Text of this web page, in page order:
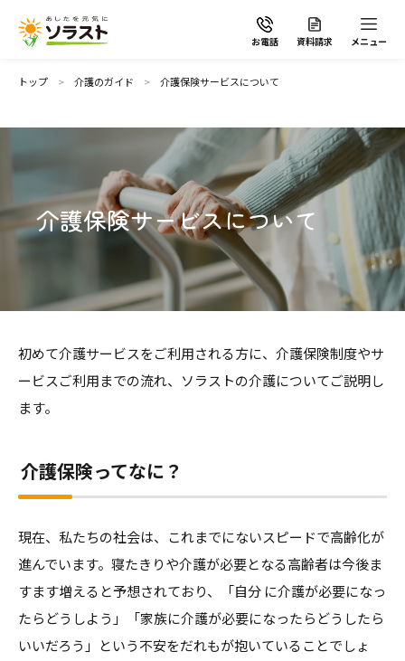
お電話 資料請求 メニュー
ソラストの想い
介護サービスから探す
介護サービスから探す
施設で暮らす
自宅から通う・泊まる
地域から探す
よくあるご質問
介護のガイド
介護のガイド
介護保険サービス利用の流れ
採用情報
トップ 介護のガイド 介護保険サービスについて
介護保険サービスについて
初めて介護サービスをご利用される方に、介護保険制度やサ
ービスご利用までの流れ、ソラストの介護についてご説明し
ます。
介護保険ってなに？
現在、私たちの社会は、これまでにないスピードで高齢化が
進んでいます。寝たきりや介護が必要となる高齢者は今後ま
すます増えると予想されており、「自分 に介護が必要になっ
たらどうしよう」「家族に介護が必要になったらどうしたら
いいだろう」という不安をだれもが抱いていることでしょ